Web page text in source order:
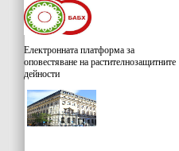
Електронната платформа за
оповестяване на растителнозащитните
дейности